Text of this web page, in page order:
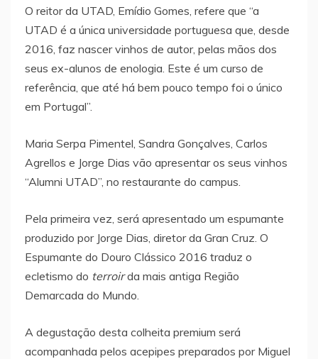
O reitor da UTAD, Emídio Gomes, refere que “a
UTAD é a única universidade portuguesa que, desde
2016, faz nascer vinhos de autor, pelas mãos dos
seus ex-alunos de enologia. Este é um curso de
referência, que até há bem pouco tempo foi o único
em Portugal”.
Maria Serpa Pimentel, Sandra Gonçalves, Carlos
Agrellos e Jorge Dias vão apresentar os seus vinhos
“Alumni UTAD”, no restaurante do campus.
Pela primeira vez, será apresentado um espumante
produzido por Jorge Dias, diretor da Gran Cruz. O
Espumante do Douro Clássico 2016 traduz o
ecletismo do terroirda mais antiga Região
Demarcada do Mundo.
A degustação desta colheita premium será
acompanhada pelos acepipes preparados por Miguel